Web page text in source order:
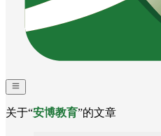
关于“安博教育”的文章